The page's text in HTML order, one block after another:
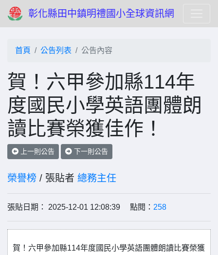
彰化縣田中鎮明禮國小全球資訊網
首頁 公告列表 公告內容
賀！六甲參加縣114年
度國民小學英語團體朗
讀比賽榮獲佳作！
上一則公告 下一則公告
榮譽榜 / 張貼者 總務主任
張貼日期： 2025-12-01 12:08:39 點閱： 258
賀！六甲參加縣114年度國民小學英語團體朗讀比賽榮獲